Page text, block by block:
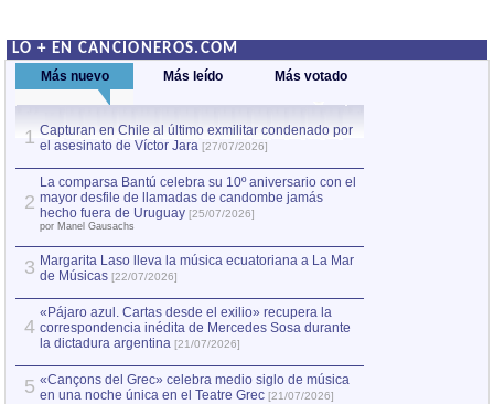
LO + EN CANCIONEROS.COM
Más nuevo Más leído Más votado
1 Capturan en Chile al último exmilitar condenado por
el asesinato de Víctor Jara [27/07/2026]
2
La comparsa Bantú celebra su 10º aniversario con el
mayor desfile de llamadas de candombe jamás
hecho fuera de Uruguay [25/07/2026]
por Manel Gausachs
3 Margarita Laso lleva la música ecuatoriana a La Mar
de Músicas [22/07/2026]
4
«Pájaro azul. Cartas desde el exilio» recupera la
correspondencia inédita de Mercedes Sosa durante
la dictadura argentina [21/07/2026]
5 «Cançons del Grec» celebra medio siglo de música
en una noche única en el Teatre Grec [21/07/2026]